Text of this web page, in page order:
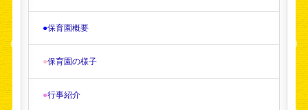
●保育園概要
●保育園の様子
●行事紹介